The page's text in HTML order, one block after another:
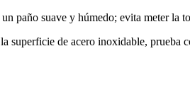
paño suave y húmedo; evita meter la
superficie de acero inoxidable, prueba